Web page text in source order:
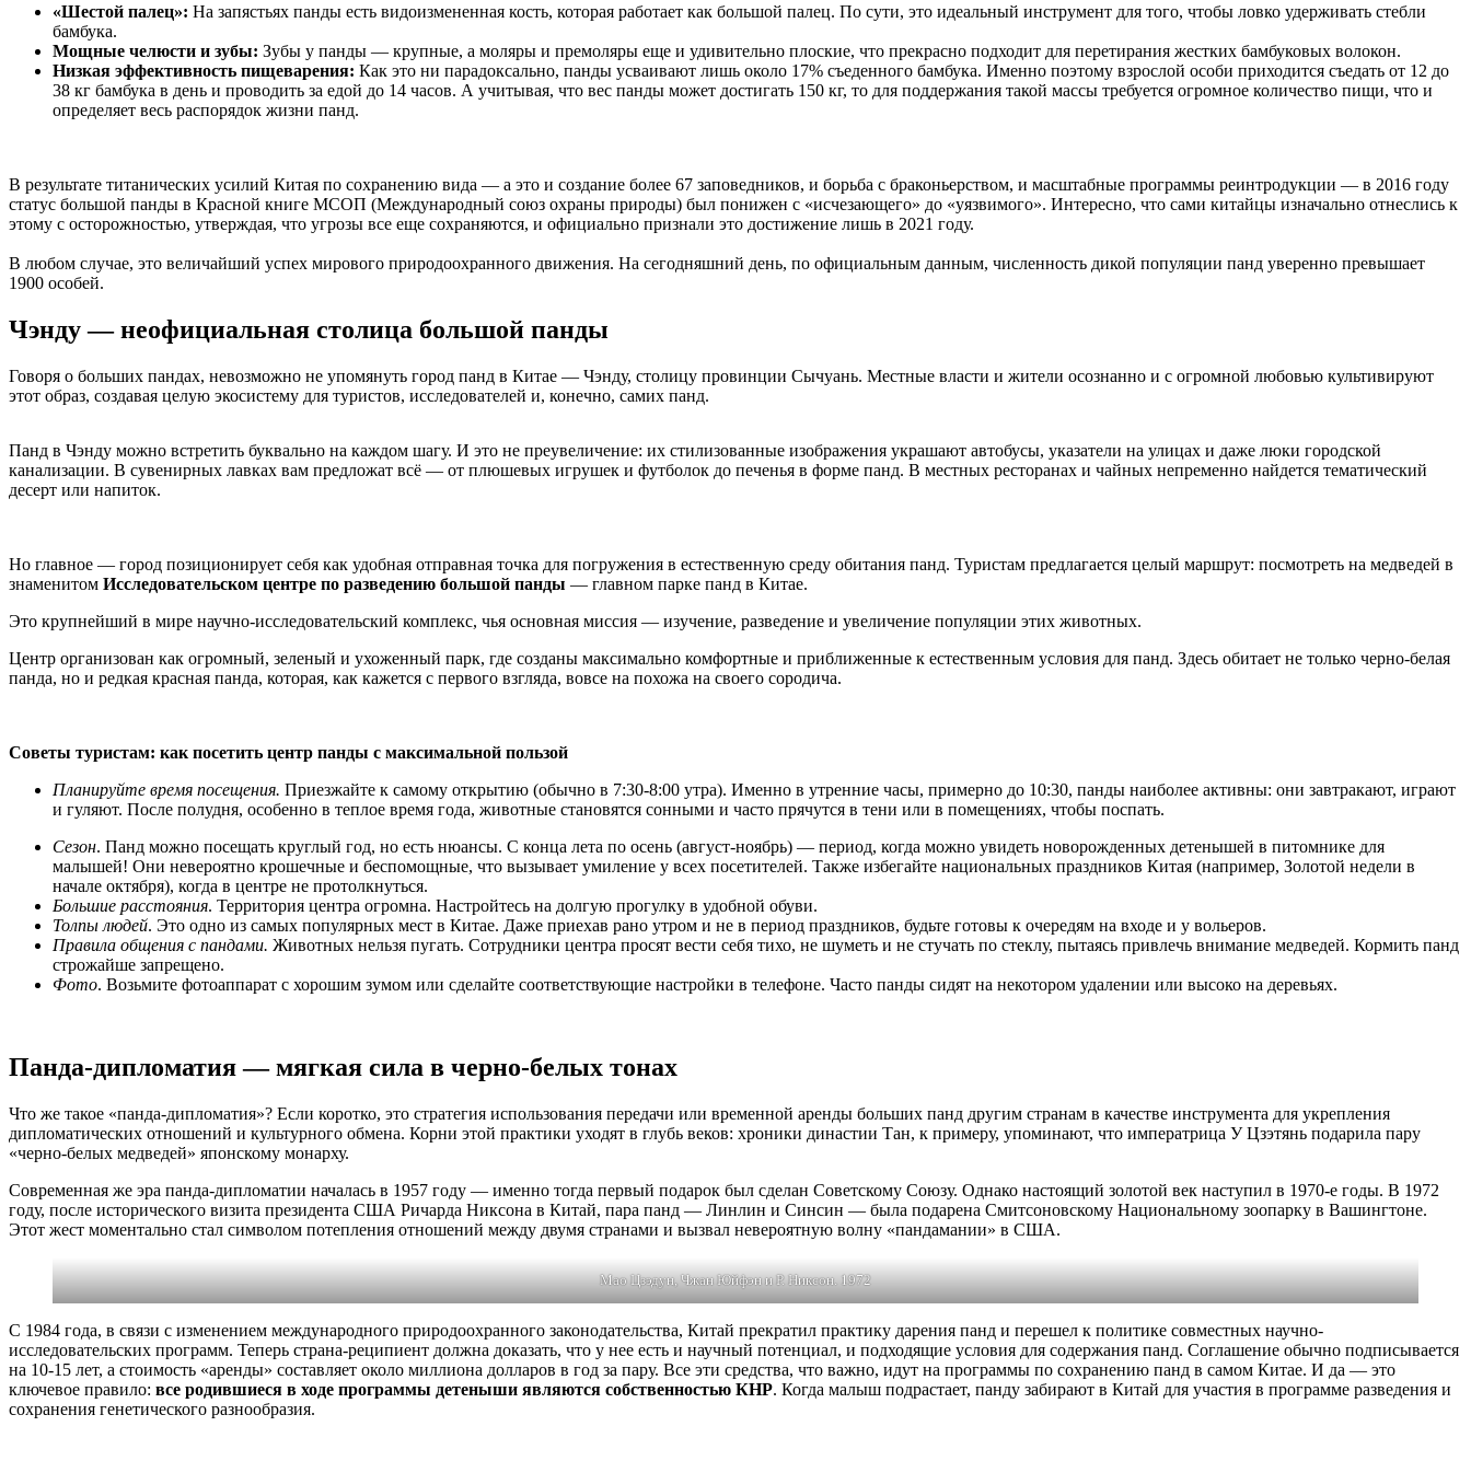
«Шестой палец»: На запястьях панды есть видоизмененная кость, которая работает как большой палец. По сути, это идеальный инструмент для того, чтобы ловко удерживать стебли
бамбука.
Мощные челюсти и зубы: Зубы у панды — крупные, а моляры и премоляры еще и удивительно плоские, что прекрасно подходит для перетирания жестких бамбуковых волокон.
Низкая эффективность пищеварения: Как это ни парадоксально, панды усваивают лишь около 17% съеденного бамбука. Именно поэтому взрослой особи приходится съедать от 12 до
38 кг бамбука в день и проводить за едой до 14 часов. А учитывая, что вес панды может достигать 150 кг, то для поддержания такой массы требуется огромное количество пищи, что и
определяет весь распорядок жизни панд.
В результате титанических усилий Китая по сохранению вида — а это и создание более 67 заповедников, и борьба с браконьерством, и масштабные программы реинтродукции — в 2016 году
статус большой панды в Красной книге МСОП (Международный союз охраны природы) был понижен с «исчезающего» до «уязвимого». Интересно, что сами китайцы изначально отнеслись к
этому с осторожностью, утверждая, что угрозы все еще сохраняются, и официально признали это достижение лишь в 2021 году.
В любом случае, это величайший успех мирового природоохранного движения. На сегодняшний день, по официальным данным, численность дикой популяции панд уверенно превышает
1900 особей.
Чэнду — неофициальная столица большой панды
Говоря о больших пандах, невозможно не упомянуть город панд в Китае — Чэнду, столицу провинции Сычуань. Местные власти и жители осознанно и с огромной любовью культивируют
этот образ, создавая целую экосистему для туристов, исследователей и, конечно, самих панд.
Панд в Чэнду можно встретить буквально на каждом шагу. И это не преувеличение: их стилизованные изображения украшают автобусы, указатели на улицах и даже люки городской
канализации. В сувенирных лавках вам предложат всё — от плюшевых игрушек и футболок до печенья в форме панд. В местных ресторанах и чайных непременно найдется тематический
десерт или напиток.
Но главное — город позиционирует себя как удобная отправная точка для погружения в естественную среду обитания панд. Туристам предлагается целый маршрут: посмотреть на медведей в
знаменитом Исследовательском центре по разведению большой панды — главном парке панд в Китае.
Это крупнейший в мире научно-исследовательский комплекс, чья основная миссия — изучение, разведение и увеличение популяции этих животных.
Центр организован как огромный, зеленый и ухоженный парк, где созданы максимально комфортные и приближенные к естественным условия для панд. Здесь обитает не только черно-белая
панда, но и редкая красная панда, которая, как кажется с первого взгляда, вовсе на похожа на своего сородича.
Советы туристам: как посетить центр панды с максимальной пользой
Планируйте время посещения. Приезжайте к самому открытию (обычно в 7:30-8:00 утра). Именно в утренние часы, примерно до 10:30, панды наиболее активны: они завтракают, играют
и гуляют. После полудня, особенно в теплое время года, животные становятся сонными и часто прячутся в тени или в помещениях, чтобы поспать.
Сезон. Панд можно посещать круглый год, но есть нюансы. С конца лета по осень (август-ноябрь) — период, когда можно увидеть новорожденных детенышей в питомнике для
малышей! Они невероятно крошечные и беспомощные, что вызывает умиление у всех посетителей. Также избегайте национальных праздников Китая (например, Золотой недели в
начале октября), когда в центре не протолкнуться.
Большие расстояния. Территория центра огромна. Настройтесь на долгую прогулку в удобной обуви.
Толпы людей. Это одно из самых популярных мест в Китае. Даже приехав рано утром и не в период праздников, будьте готовы к очередям на входе и у вольеров.
Правила общения с пандами. Животных нельзя пугать. Сотрудники центра просят вести себя тихо, не шуметь и не стучать по стеклу, пытаясь привлечь внимание медведей. Кормить панд
строжайше запрещено.
Фото. Возьмите фотоаппарат с хорошим зумом или сделайте соответствующие настройки в телефоне. Часто панды сидят на некотором удалении или высоко на деревьях.
Панда-дипломатия — мягкая сила в черно-белых тонах
Что же такое «панда-дипломатия»? Если коротко, это стратегия использования передачи или временной аренды больших панд другим странам в качестве инструмента для укрепления
дипломатических отношений и культурного обмена. Корни этой практики уходят в глубь веков: хроники династии Тан, к примеру, упоминают, что императрица У Цзэтянь подарила пару
«черно-белых медведей» японскому монарху.
Современная же эра панда-дипломатии началась в 1957 году — именно тогда первый подарок был сделан Советскому Союзу. Однако настоящий золотой век наступил в 1970-е годы. В 1972
году, после исторического визита президента США Ричарда Никсона в Китай, пара панд — Линлин и Синсин — была подарена Смитсоновскому Национальному зоопарку в Вашингтоне.
Этот жест моментально стал символом потепления отношений между двумя странами и вызвал невероятную волну «пандамании» в США.
Мао Цзэдун, Чжан Юйфэн и Р. Никсон. 1972
С 1984 года, в связи с изменением международного природоохранного законодательства, Китай прекратил практику дарения панд и перешел к политике совместных научно-
исследовательских программ. Теперь страна-реципиент должна доказать, что у нее есть и научный потенциал, и подходящие условия для содержания панд. Соглашение обычно подписывается
на 10-15 лет, а стоимость «аренды» составляет около миллиона долларов в год за пару. Все эти средства, что важно, идут на программы по сохранению панд в самом Китае. И да — это
ключевое правило: все родившиеся в ходе программы детеныши являются собственностью КНР. Когда малыш подрастает, панду забирают в Китай для участия в программе разведения и
сохранения генетического разнообразия.